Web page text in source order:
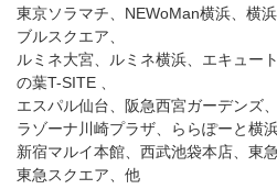
東京ソラマチ、NEWoMan横浜、横
ブルスクエア、
ルミネ大宮、ルミネ横浜、エキュー
の葉T-SITE 、
エスパル仙台、阪急西宮ガーデンズ
ラゾーナ川崎プラザ、ららぽーと横
新宿マルイ本館、西武池袋本店、東
東急スクエア、他